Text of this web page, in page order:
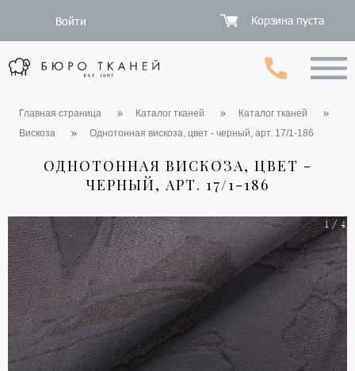
Войти Корзина пуста
Главная страница Каталог тканей
Каталог тканей
Вискоза
Однотонная вискоза, цвет - черный, арт. 17/1-186
ОДНОТОННАЯ ВИСКОЗА, ЦВЕТ -
ЧЕРНЫЙ, АРТ. 17/1-186
1 / 4